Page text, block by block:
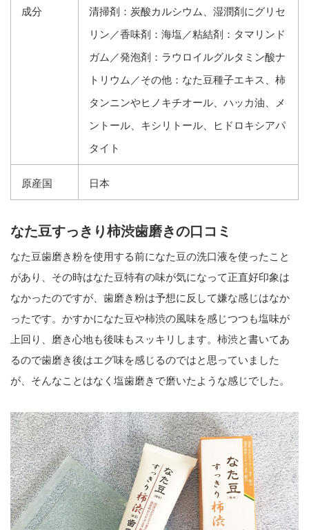
成分
清掃剤：炭酸カルシウム、湿潤剤にグリセ
リン／香味剤：海塩／粘結剤：タマリンド
ガム／発泡剤：ラウロイルグルタミン酸ナ
トリウム／その他：なた豆種子エキス、柿
タンニンやヒノキチオール、ハッカ油、メ
ントール、キシリトール、ヒドロキシアパ
タイト
原産国 日本
なた豆すっきり柿渋歯磨きの口コミ
なた豆歯磨き粉を使用する前になた豆の洗口液を使ったこと
があり、その時はなた豆特有の味が気になって正直好印象は
なかったのですが、歯磨き粉は予想に反して嫌な感じはなか
ったです。かすかになた豆や柿渋の風味を感じつつも塩味が
上回り、磨き心地も後味もスッキリします。柿渋と書いてあ
るので歯磨き後はエグ味を感じるのではと思っていました
が、そんなことはなく塩歯磨きで磨いたような感じでした。